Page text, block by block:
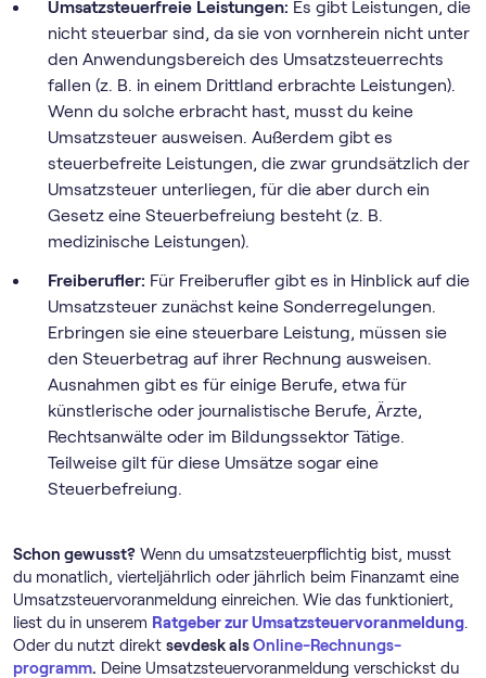
Umsatzsteuerfreie Leistungen: Es gibt Leistungen, die
nicht steuerbar sind, da sie von vornherein nicht unter
den Anwendungsbereich des Umsatzsteuerrechts
fallen (z. B. in einem Drittland erbrachte Leistungen).
Wenn du solche erbracht hast, musst du keine
Umsatzsteuer ausweisen. Außerdem gibt es
steuerbefreite Leistungen, die zwar grundsätzlich der
Umsatzsteuer unterliegen, für die aber durch ein
Gesetz eine Steuerbefreiung besteht (z. B.
medizinische Leistungen).
Freiberufler: Für Freiberufler gibt es in Hinblick auf die
Umsatzsteuer zunächst keine Sonderregelungen.
Erbringen sie eine steuerbare Leistung, müssen sie
den Steuerbetrag auf ihrer Rechnung ausweisen.
Ausnahmen gibt es für einige Berufe, etwa für
künstlerische oder journalistische Berufe, Ärzte,
Rechtsanwälte oder im Bildungssektor Tätige.
Teilweise gilt für diese Umsätze sogar eine
Steuerbefreiung.
Schon gewusst? Wenn du umsatzsteuerpflichtig bist, musst
du monatlich, vierteljährlich oder jährlich beim Finanzamt eine
Umsatz­steuer­voranmeldung einreichen. Wie das funktioniert,
liest du in unserem Ratgeber zur Umsatz­steuer­voranmeldung.
Oder du nutzt direkt sevdesk alsOnline-Rechnungs­
programm. Deine Umsatz­steuer­voranmeldung verschickst du